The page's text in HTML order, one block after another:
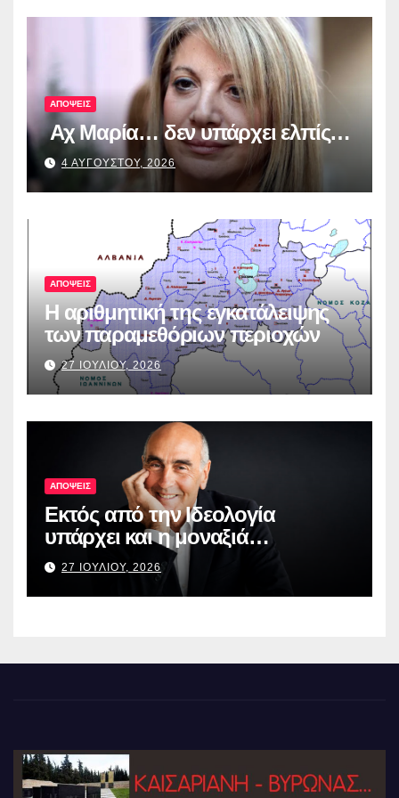
για τη διαφάνεια και τη
λογοδοσία»
ΑΠΟΨΕΙΣ
Αχ Μαρία… δεν υπάρχει ελπίς…
4 ΑΥΓΟΥΣΤΟΥ, 2026
ΑΠΟΨΕΙΣ
Η αριθμητική της εγκατάλειψης
των παραμεθόριων περιοχών
27 ΙΟΥΛΙΟΥ, 2026
ΑΠΟΨΕΙΣ
Εκτός από την Ιδεολογία
υπάρχει και η μοναξιά…
27 ΙΟΥΛΙΟΥ, 2026